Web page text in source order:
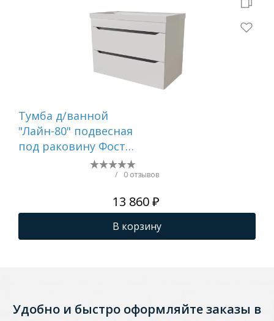
Тумба д/ванной
"Лайн-80" подвесная
под раковину Фостер
80 (Kirovit)/Fest-80
/ 0 отзывов
13 860 ₽
В корзину
Удобно и быстро оформляйте заказы в